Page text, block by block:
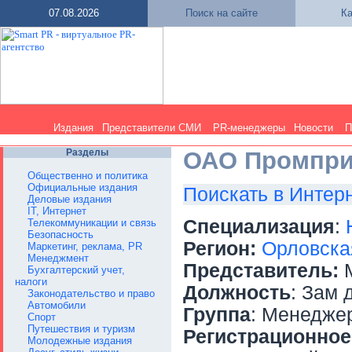
07.08.2026 Поиск на сайте
Издания Представители СМИ PR-менеджеры Новости
Разделы
Общественно и политика
Официальные издания
Деловые издания
IT, Интернет
Телекоммуникации и связь
Безопасность
Маркетинг, реклама, PR
Менеджмент
Бухгалтерский учет,
налоги
Законодательство и право
Автомобили
Спорт
Путешествия и туризм
Молодежные издания
ОАО
Поискать в
Специализация:
Регион:
Представитель:
Должность: Зам
Группа: